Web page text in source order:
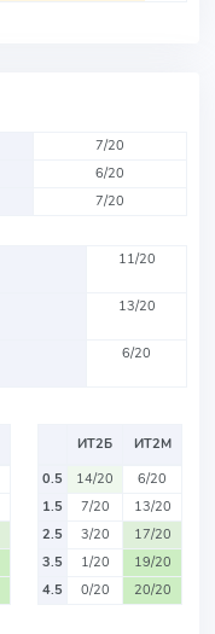
7/20
6/20
7/20
11/20
13/20
6/20
ИТ2Б
ИТ2М
0.5
14/20
6/20
1.5
7/20
13/20
2.5
3/20
17/20
3.5
1/20
19/20
4.5
0/20 20/20